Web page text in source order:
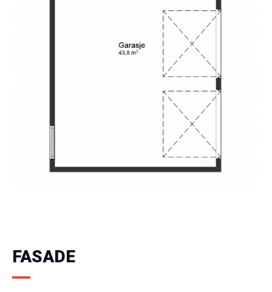
FASADE